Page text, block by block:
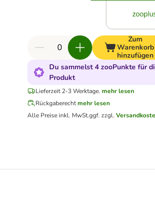
Zum
Warenkorb
hinzufügen
Du sammelst 4 zooPunkte für
Produkt
Lieferzeit 2-3 Werktage. mehr lesen
Rückgaberecht mehr lesen
Alle Preise inkl. MwSt.ggf. zzgl.